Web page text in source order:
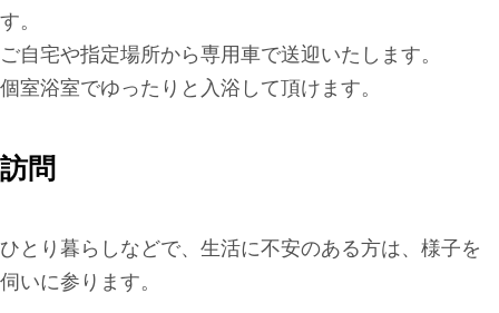
す。
ご自宅や指定場所から専用車で送迎いたします。
個室浴室でゆったりと入浴して頂けます。
訪問
ひとり暮らしなどで、生活に不安のある方は、様子を
伺いに参ります。